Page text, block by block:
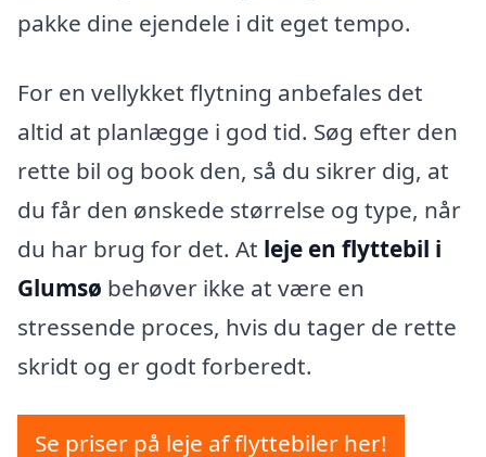
pakke dine ejendele i dit eget tempo.
For en vellykket flytning anbefales det
altid at planlægge i god tid. Søg efter den
rette bil og book den, så du sikrer dig, at
du får den ønskede størrelse og type, når
du har brug for det. At leje en flyttebil i
Glumsø behøver ikke at være en
stressende proces, hvis du tager de rette
skridt og er godt forberedt.
Se priser på leje af flyttebiler her!